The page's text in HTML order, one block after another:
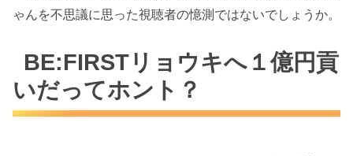
ゃんを不思議に思った視聴者の憶測ではないでしょうか。
BE:FIRSTリョウキへ１億円貢
いだってホント？